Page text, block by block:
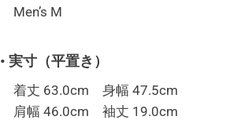
Men’s M
• 実寸（平置き）
着丈 63.0cm 身幅 47.5cm
肩幅 46.0cm 袖丈 19.0cm